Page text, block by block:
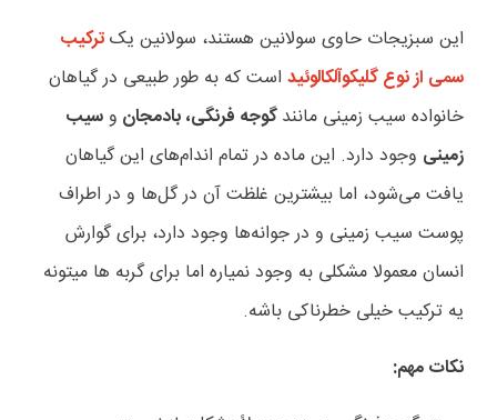
این سبزیجات حاوی سولانین هستند، سولانین یکترکیب
سمی از نوع گلیکوآلکالوئید است که به طور طبیعی در گیاهان
خانواده سیب زمینی مانندگوجه فرنگی،بادمجان وسیب
زمینی وجود دارد. این ماده در تمام اندام‌های این گیاهان
یافت می‌شود، اما بیشترین غلظت آن در گل‌ها و در اطراف
پوست سیب زمینی و در جوانه‌ها وجود دارد، برای گوارش
انسان معمولا مشکلی به وجود نمیاره اما برای گربه ها میتونه
یه ترکیب خیلی خطرناکی باشه.
نکات مهم: